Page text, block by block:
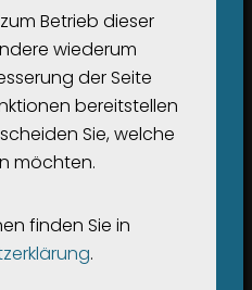
Panoramas im
wurde
Betrieb dieser
wiederum
der Seite
bereitstellen
Sie, welche
möchten.
finden Sie in
.